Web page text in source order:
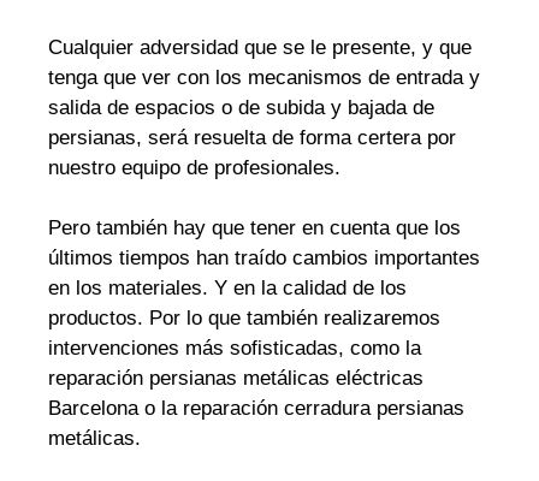
Cualquier adversidad que se le presente, y que
tenga que ver con los mecanismos de entrada y
salida de espacios o de subida y bajada de
persianas, será resuelta de forma certera por
nuestro equipo de profesionales.
Pero también hay que tener en cuenta que los
últimos tiempos han traído cambios importantes
en los materiales. Y en la calidad de los
productos. Por lo que también realizaremos
intervenciones más sofisticadas, como la
reparación persianas metálicas eléctricas
Barcelona o la reparación cerradura persianas
metálicas.